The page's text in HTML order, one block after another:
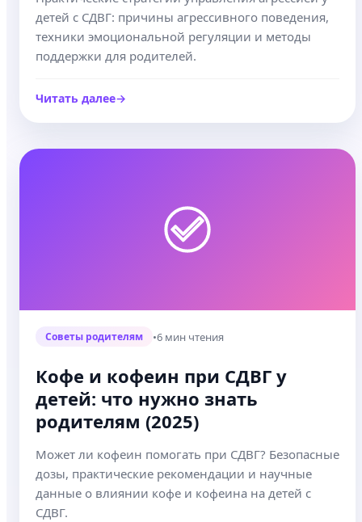
детей с СДВГ: причины агрессивного поведения,
техники эмоциональной регуляции и методы
поддержки для родителей.
Читать далее
Советы родителям •6 мин чтения
Кофе и кофеин при СДВГ у
детей: что нужно знать
родителям (2025)
Может ли кофеин помогать при СДВГ? Безопасные
дозы, практические рекомендации и научные
данные о влиянии кофе и кофеина на детей с
СДВГ.